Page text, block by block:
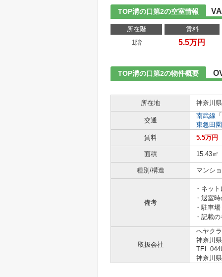
TOP溝の口第2の空室情報
所在階 賃料
1階
5.5万円
TOP溝の口第2の物件概要
所在地
神奈川県
交通
南武線 「
東急田
賃料
5.5万円
面積 15.43㎡
種別/構造 マンシ
備考
・ネッ
・退室
・駐車
・記載
取扱会社
ヘヤク
神奈川
神奈川